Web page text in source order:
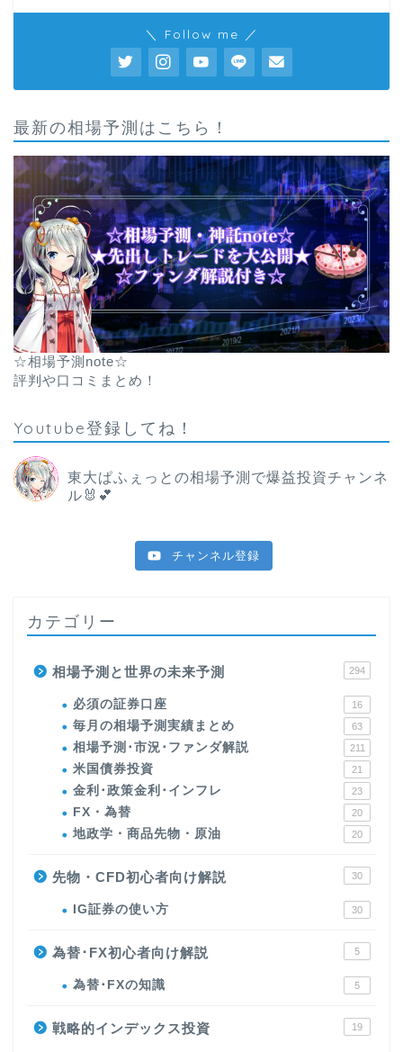
＼ Follow me ／
最新の相場予測はこちら！
☆相場予測note☆
評判や口コミまとめ！
Youtube登録してね！
東大ぱふぇっとの相場予測で爆益投資チャンネ
ル🐰💕
チャンネル登録
カテゴリー
相場予測と世界の未来予測 294
必須の証券口座 16
毎月の相場予測実績まとめ 63
相場予測･市況･ファンダ解説 211
米国債券投資 21
金利･政策金利･インフレ 23
FX・為替 20
地政学・商品先物・原油 20
先物・CFD初心者向け解説 30
IG証券の使い方 30
為替･FX初心者向け解説 5
為替･FXの知識 5
戦略的インデックス投資 19